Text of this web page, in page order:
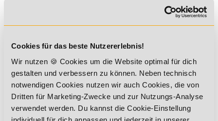
Cookies für das beste Nutzererlebnis!
Wir nutzen 🍪 Cookies um die Website optimal für dich
gestalten und verbessern zu können. Neben technisch
notwendigen Cookies nutzen wir auch Cookies, die von
Dritten für Marketing-Zwecke und zur Nutzungs-Analyse
verwendet werden. Du kannst die Cookie-Einstellung
Weiterbildungen!
*Der Rabattcode "NEUGIER5" ist mit weiteren Rabatten
kombinierbar. Wir informieren dich gern.